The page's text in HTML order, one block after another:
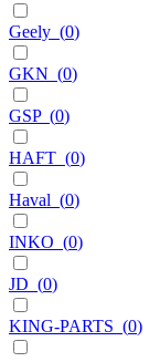
Geely (0)
GKN (0)
GSP (0)
HAFT (0)
Haval (0)
INKO (0)
JD (0)
KING-PARTS (0)